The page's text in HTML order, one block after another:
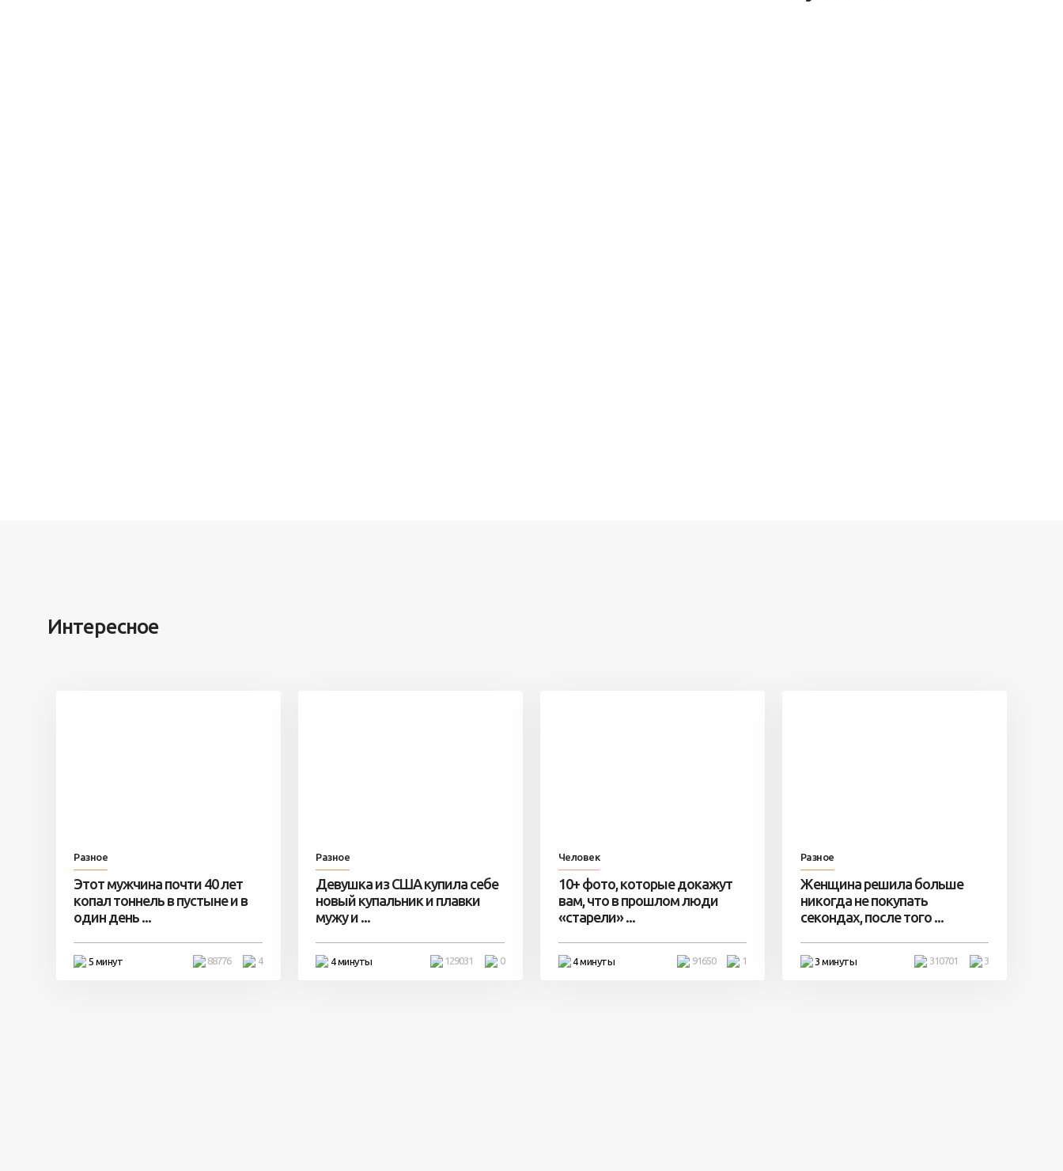
Интересное
Разное
Этот мужчина почти 40 лет
копал тоннель в пустыне и в
один день ...
5 минут 4
88776
Разное
Девушка из США купила себе
новый купальник и плавки
мужу и ...
4 минуты 0
129031
Человек
10+ фото, которые докажут
вам, что в прошлом люди
«старели» ...
4 минуты 1
91650
Разное
Женщина решила больше
никогда не покупать
секондах, после того ...
3 минуты 3
310701